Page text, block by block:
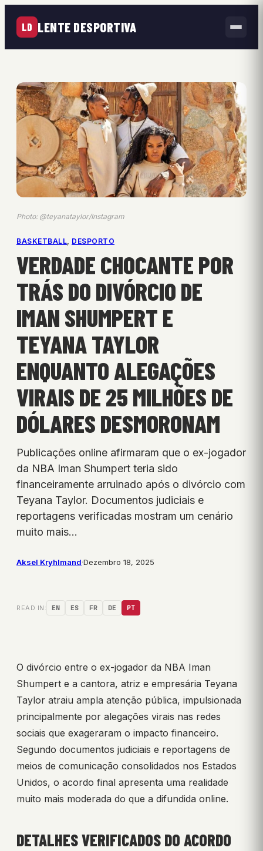
LD LENTE DESPORTIVA
Photo: @teyanataylor/Instagram
BASKETBALL, DESPORTO
VERDADE CHOCANTE POR
TRÁS DO DIVÓRCIO DE
IMAN SHUMPERT E
TEYANA TAYLOR
ENQUANTO ALEGAÇÕES
VIRAIS DE 25 MILHÕES DE
DÓLARES DESMORONAM
Publicações online afirmaram que o ex-jogador
da NBA Iman Shumpert teria sido
financeiramente arruinado após o divórcio com
Teyana Taylor. Documentos judiciais e
reportagens verificadas mostram um cenário
muito mais…
Aksel Kryhlmand·Dezembro 18, 2025
READ IN: EN ES FR DE PT
O divórcio entre o ex-jogador da NBA Iman
Shumpert e a cantora, atriz e empresária Teyana
Taylor atraiu ampla atenção pública, impulsionada
principalmente por alegações virais nas redes
sociais que exageraram o impacto financeiro.
Segundo documentos judiciais e reportagens de
meios de comunicação consolidados nos Estados
Unidos, o acordo final apresenta uma realidade
muito mais moderada do que a difundida online.
DETALHES VERIFICADOS DO ACORDO